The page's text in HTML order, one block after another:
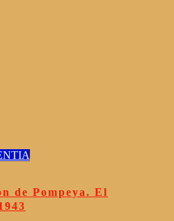
de Pompeya. El